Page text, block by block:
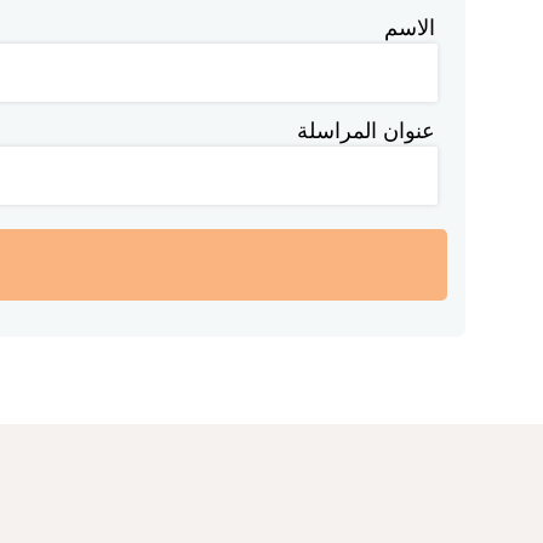
الاسم
عنوان المراسلة